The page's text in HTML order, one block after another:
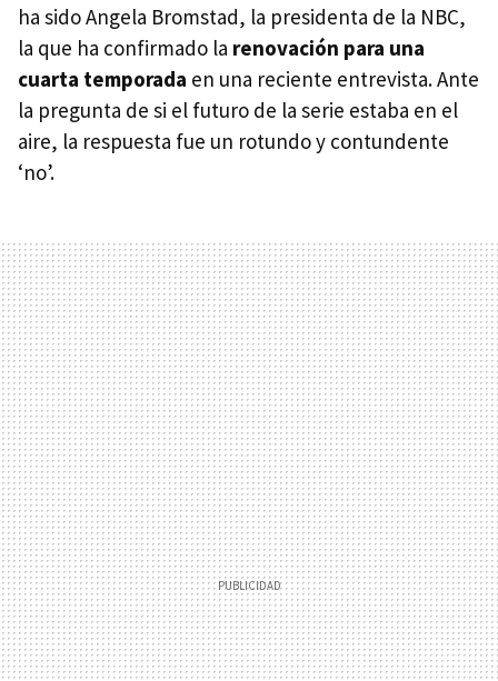
ha sido Angela Bromstad, la presidenta de la NBC,
la que ha confirmado la renovación para una
cuarta temporada en una reciente entrevista. Ante
la pregunta de si el futuro de la serie estaba en el
aire, la respuesta fue un rotundo y contundente
‘no’.